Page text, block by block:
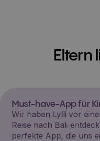
Eltern
Must-have-App für
Wir haben Lylli vor
Reise nach Bali
perfekte App, die uns